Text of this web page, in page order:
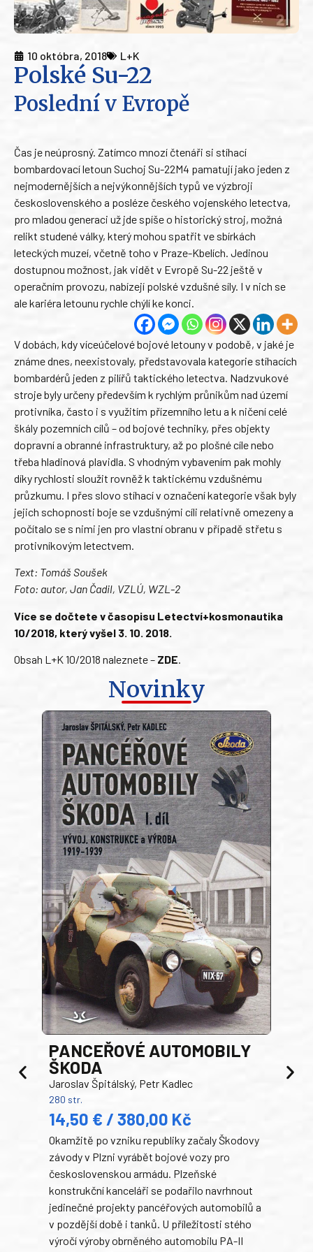
10 októbra, 2018 L+K
Polské Su-22
Poslední v Evropě
Čas je neúprosný. Zatímco mnozí čtenáři si stíhací
bombardovací letoun Suchoj Su-22M4 pamatují jako jeden z
nejmodernějších a nejvýkonnějších typů ve výzbroji
československého a posléze českého vojenského letectva,
pro mladou generaci už jde spíše o historický stroj, možná
relikt studené války, který mohou spatřit ve sbírkách
leteckých muzeí, včetně toho v Praze-Kbelích. Jedinou
dostupnou možnost, jak vidět v Evropě Su-22 ještě v
operačním provozu, nabízejí polské vzdušné síly. I v nich se
ale kariéra letounu rychle chýlí ke konci.
V dobách, kdy víceúčelové bojové letouny v podobě, v jaké je
známe dnes, neexistovaly, představovala kategorie stíhacích
bombardérů jeden z pilířů taktického letectva. Nadzvukové
stroje byly určeny především k rychlým průnikům nad území
protivníka, často i s využitím přízemního letu a k ničení celé
škály pozemních cílů – od bojové techniky, přes objekty
dopravní a obranné infrastruktury, až po plošné cíle nebo
třeba hladinová plavidla. S vhodným vybavením pak mohly
díky rychlosti sloužit rovněž k taktickému vzdušnému
průzkumu. I přes slovo stíhací v označení kategorie však byly
jejich schopnosti boje se vzdušnými cíli relativně omezeny a
počítalo se s nimi jen pro vlastní obranu v případě střetu s
protivníkovým letectvem.
Text: Tomáš Soušek
Foto: autor, Jan Čadil, VZLÚ, WZL-2
Více se dočtete v časopisu Letectví+kosmonautika
10/2018, který vyšel 3. 10. 2018.
Obsah L+K 10/2018 naleznete – ZDE.
Novinky
PANCEŘOVÉ AUTOMOBILY
ŠKODA
Jaroslav Špitálský, Petr Kadlec
280 str.
14,50 € / 380,00 Kč
Okamžitě po vzniku republiky začaly Škodovy
závody v Plzni vyrábět bojové vozy pro
československou armádu. Plzeňské
konstrukční kanceláři se podařilo navrhnout
jedinečné projekty pancéřových automobilů a
v pozdější době i tanků. U příležitosti stého
výročí výroby obrněného automobilu PA-II